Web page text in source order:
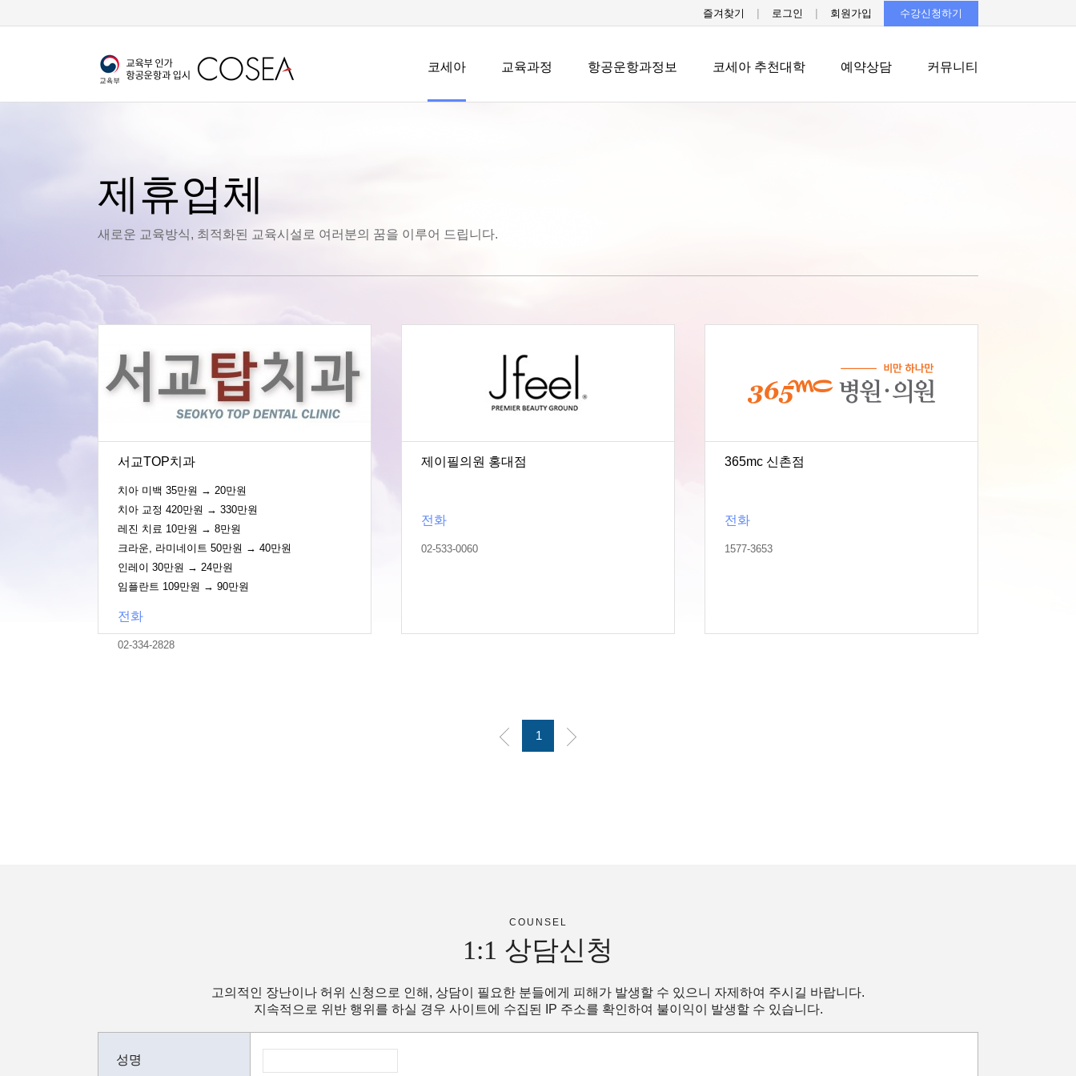
즐겨찾기 | 로그인 | 회원가입 수강신청하기
코세아 교육과정 항공운항과정보 코세아 추천대학 예약상담 커뮤니티
제휴업체
새로운 교육방식, 최적화된 교육시설로 여러분의 꿈을 이루어 드립니다.
서교TOP치과
치아 미백 35만원 → 20만원
치아 교정 420만원 → 330만원
레진 치료 10만원 → 8만원
크라운, 라미네이트 50만원 → 40만원
인레이 30만원 → 24만원
임플란트 109만원 → 90만원
전화
02-334-2828
제이필의원 홍대점
전화
02-533-0060
365mc 신촌점
전화
1577-3653
1
COUNSEL
1:1 상담신청
고의적인 장난이나 허위 신청으로 인해, 상담이 필요한 분들에게 피해가 발생할 수 있으니 자제하여 주시길 바랍니다.
지속적으로 위반 행위를 하실 경우 사이트에 수집된 IP 주소를 확인하여 불이익이 발생할 수 있습니다.
성명